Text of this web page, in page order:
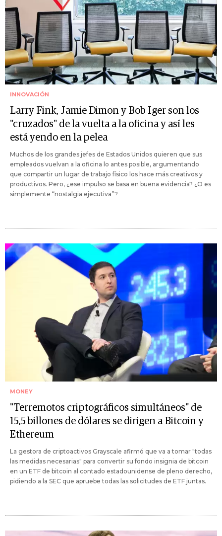
INNOVACIÓN
Larry Fink, Jamie Dimon y Bob Iger son los
"cruzados" de la vuelta a la oficina y así les
está yendo en la pelea
Muchos de los grandes jefes de Estados Unidos quieren que sus
empleados vuelvan a la oficina lo antes posible, argumentando
que compartir un lugar de trabajo físico los hace más creativos y
productivos. Pero, ¿ese impulso se basa en buena evidencia? ¿O es
simplemente “nostalgia ejecutiva”?
MONEY
"Terremotos criptográficos simultáneos" de
15,5 billones de dólares se dirigen a Bitcoin y
Ethereum
La gestora de criptoactivos Grayscale afirmó que va a tomar "todas
las medidas necesarias" para convertir su fondo insignia de bitcoin
en un ETF de bitcoin al contado estadounidense de pleno derecho,
pidiendo a la SEC que apruebe todas las solicitudes de ETF juntas.